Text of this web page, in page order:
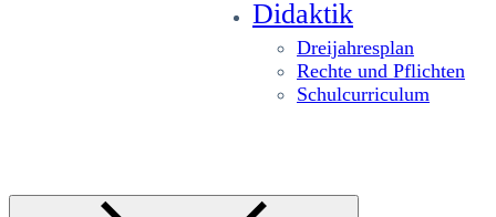
Didaktik
Dreijahresplan
Rechte und Pflichten
Schulcurriculum